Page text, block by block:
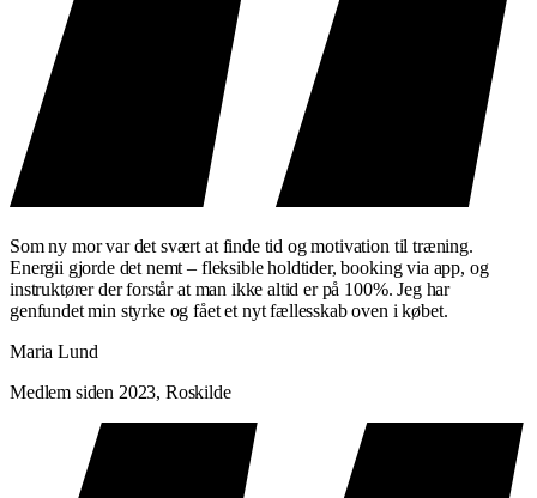
Som ny mor var det svært at finde tid og motivation til træning.
Energii gjorde det nemt – fleksible holdtider, booking via app, og
instruktører der forstår at man ikke altid er på 100%. Jeg har
genfundet min styrke og fået et nyt fællesskab oven i købet.
Maria Lund
Medlem siden 2023, Roskilde